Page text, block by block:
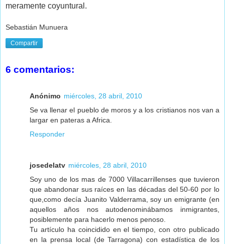
meramente coyuntural.
Sebastián Munuera
Compartir
6 comentarios:
Anónimo miércoles, 28 abril, 2010
Se va llenar el pueblo de moros y a los cristianos nos van a
largar en pateras a Africa.
Responder
josedelatv miércoles, 28 abril, 2010
Soy uno de los mas de 7000 Villacarrillenses que tuvieron
que abandonar sus raíces en las décadas del 50-60 por lo
que,como decía Juanito Valderrama, soy un emigrante (en
aquellos años nos autodenominábamos inmigrantes,
posiblemente para hacerlo menos penoso.
Tu artículo ha coincidido en el tiempo, con otro publicado
en la prensa local (de Tarragona) con estadística de los